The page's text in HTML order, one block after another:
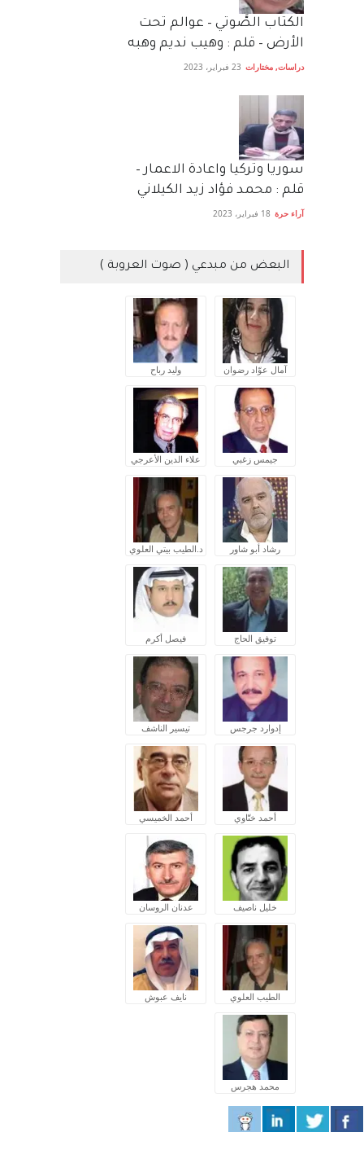
الكتاب الصَّوتي – عوالم تحت
الأرض – قلم : وهيب نديم وهبه
دراسات, مختارات 23 فبراير، 2023
سوريا وتركيا واعادة الاعمار –
قلم : محمد فؤاد زيد الكيلاني
آراء حرة 18 فبراير، 2023
البعض من مبدعي ( صوت العروبة )
آمال عوّاد رضوان وليد رباح
جيمس زغبي علاء الدين الأعرجي
رشاد أبو شاور د.الطيب بيتي العلوي
توفيق الحاج فيصل أكرم
إدوارد جرجس تيسير الناشف
أحمد ختّاوي أحمد الخميسي
خليل ناصيف عدنان الروسان
الطيب العلوي نايف عبوش
محمد هجرس